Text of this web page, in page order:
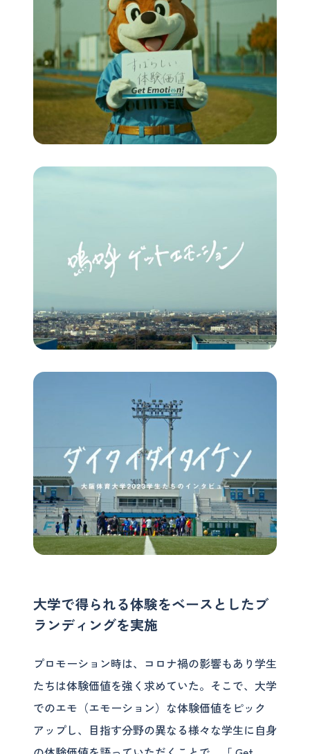
大学で得られる体験をベースとしたブ
ランディングを実施
プロモーション時は、コロナ禍の影響もあり学生
たちは体験価値を強く求めていた。そこで、大学
でのエモ（エモーション）な体験価値をピック
アップし、目指す分野の異なる様々な学生に自身